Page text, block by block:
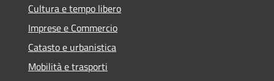
Cultura e tempo libero
Imprese e Commercio
Catasto e urbanistica
Mobilità e trasporti